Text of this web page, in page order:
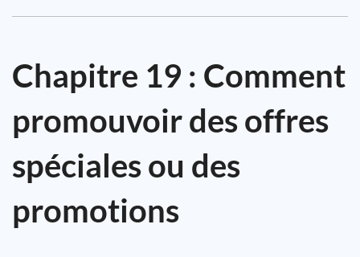
Chapitre 19 : Comment
promouvoir des offres
spéciales ou des
promotions